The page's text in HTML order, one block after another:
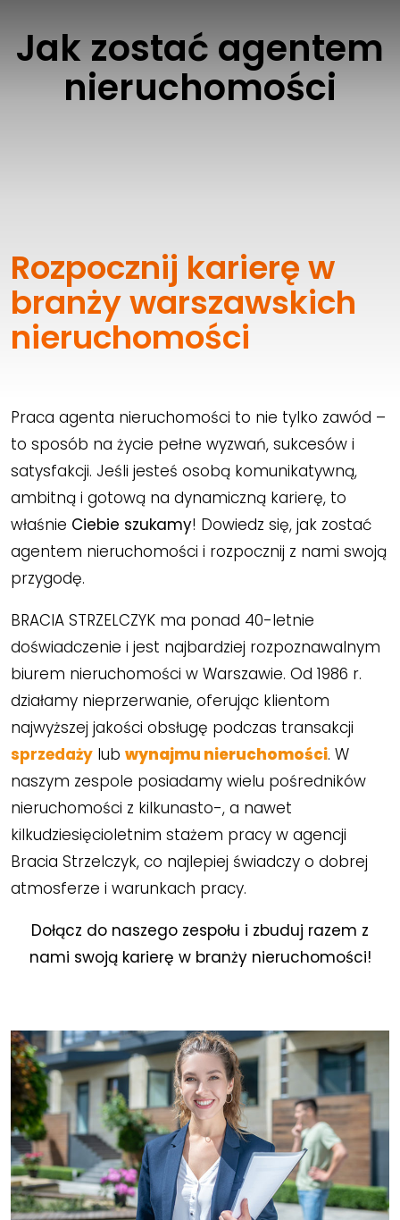
Jak zostać agentem
nieruchomości
Rozpocznij karierę w
branży warszawskich
nieruchomości
Praca agenta nieruchomości to nie tylko zawód –
to sposób na życie pełne wyzwań, sukcesów i
satysfakcji. Jeśli jesteś osobą komunikatywną,
ambitną i gotową na dynamiczną karierę, to
właśnie Ciebie szukamy! Dowiedz się, jak zostać
agentem nieruchomości i rozpocznij z nami swoją
przygodę.
BRACIA STRZELCZYK ma ponad 40-letnie
doświadczenie i jest najbardziej rozpoznawalnym
biurem nieruchomości w Warszawie. Od 1986 r.
działamy nieprzerwanie, oferując klientom
najwyższej jakości obsługę podczas transakcji
sprzedaży lub wynajmu nieruchomości. W
naszym zespole posiadamy wielu pośredników
nieruchomości z kilkunasto-, a nawet
kilkudziesięcioletnim stażem pracy w agencji
Bracia Strzelczyk, co najlepiej świadczy o dobrej
atmosferze i warunkach pracy.
Dołącz do naszego zespołu i zbuduj razem z
nami swoją karierę w branży nieruchomości!